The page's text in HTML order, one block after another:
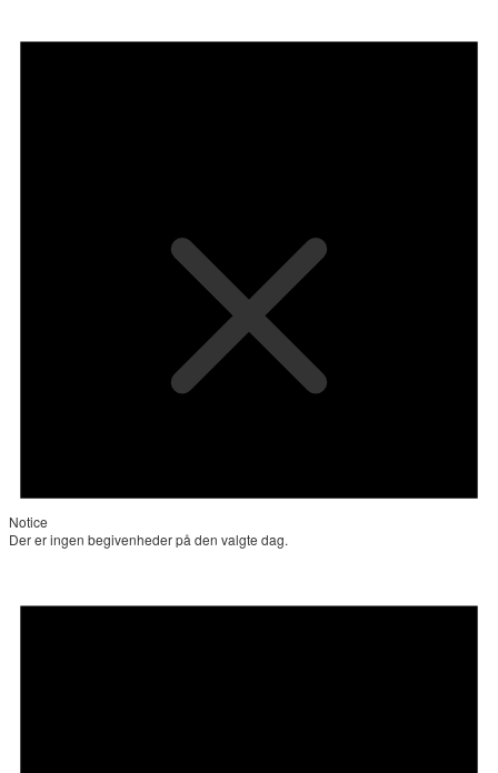
Notice
Der er ingen begivenheder på den valgte dag.